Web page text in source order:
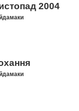
2004